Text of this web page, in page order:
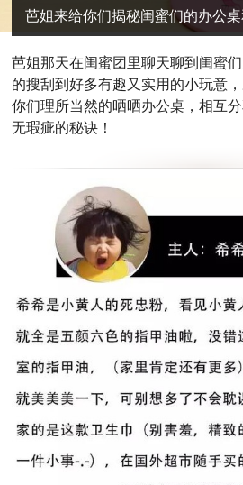
芭姐来给你们揭秘闺蜜们的办公桌
芭姐那天在闺蜜团里聊天聊到闺蜜
的搜刮到好多有趣又实用的小玩意
你们理所当然的晒晒办公桌，相互
无瑕疵的秘诀！